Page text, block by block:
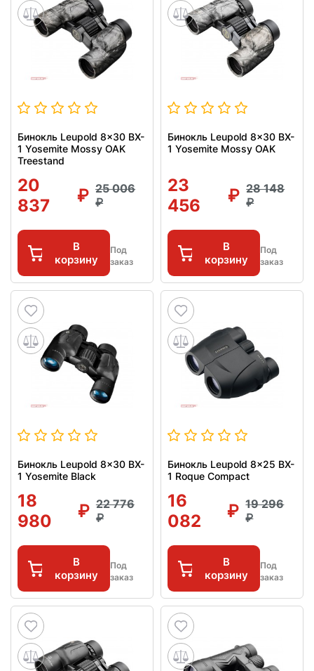
Бинокль Leupold 8x30 BX-
1 Yosemite Mossy OAK
Treestand
20
837
25 006
В
корзину
Под
заказ
Бинокль Leupold 8x30 BX-
1 Yosemite Mossy OAK
23
456
28 148
В
корзину
Под
заказ
Бинокль Leupold 8x30 BX-
1 Yosemite Black
18
980
22 776
В
корзину
Под
заказ
Бинокль Leupold 8x25 BX-
1 Roque Compact
16
082
19 296
В
корзину
Под
заказ